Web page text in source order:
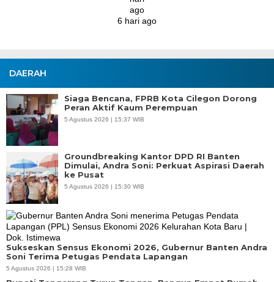
DAERAH
Siaga Bencana, FPRB Kota Cilegon Dorong
Peran Aktif Kaum Perempuan
5 Agustus 2026 | 15:37 WIB
Groundbreaking Kantor DPD RI Banten
Dimulai, Andra Soni: Perkuat Aspirasi Daerah
ke Pusat
5 Agustus 2026 | 15:30 WIB
Sukseskan Sensus Ekonomi 2026, Gubernur Banten Andra
Soni Terima Petugas Pendata Lapangan
5 Agustus 2026 | 15:28 WIB